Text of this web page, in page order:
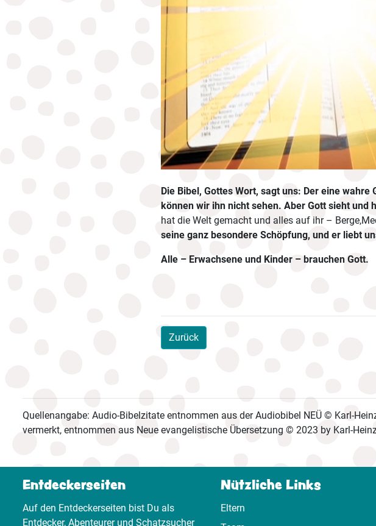
Die Bibel, Gottes Wort, sagt uns: Der eine wahre
können wir ihn nicht sehen. Aber Gott sieht und
hat die Welt gemacht und alles auf ihr –
seine ganz besondere Schöpfung, und er liebt
Alle – Erwachsene und Kinder – brauchen Gott.
Zurück
Quellenangabe: Audio-Bibelzitate entnommen aus der Audiobibel NEÜ © Karl-
vermerkt, entnommen aus Neue evangelistische Übersetzung © 2023 by Karl-
Entdeckerseiten
Auf den Entdeckerseiten bist Du als
Entdecker, Abenteurer und Schatzsucher
Nützliche Links
Eltern